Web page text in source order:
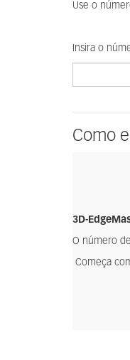
Use o
Insira o
Como
3D-
O número
Começa